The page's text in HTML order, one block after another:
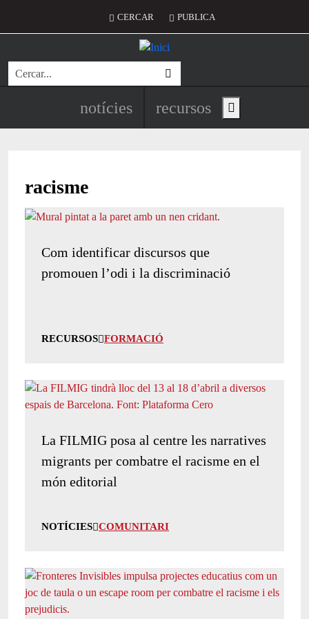
Menú del compte d'usuari
CERCAR PUBLICA
Cerca
Navegació principal de
notícies recursos Show main menu
racisme
Com identificar discursos que
promouen l’odi i la discriminació
RECURSOS FORMACIÓ
La FILMIG posa al centre les narratives
migrants per combatre el racisme en el
món editorial
NOTÍCIES COMUNITARI